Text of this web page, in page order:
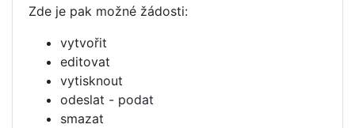
Zde je pak možné žádosti:
vytvořit
editovat
vytisknout
odeslat - podat
smazat